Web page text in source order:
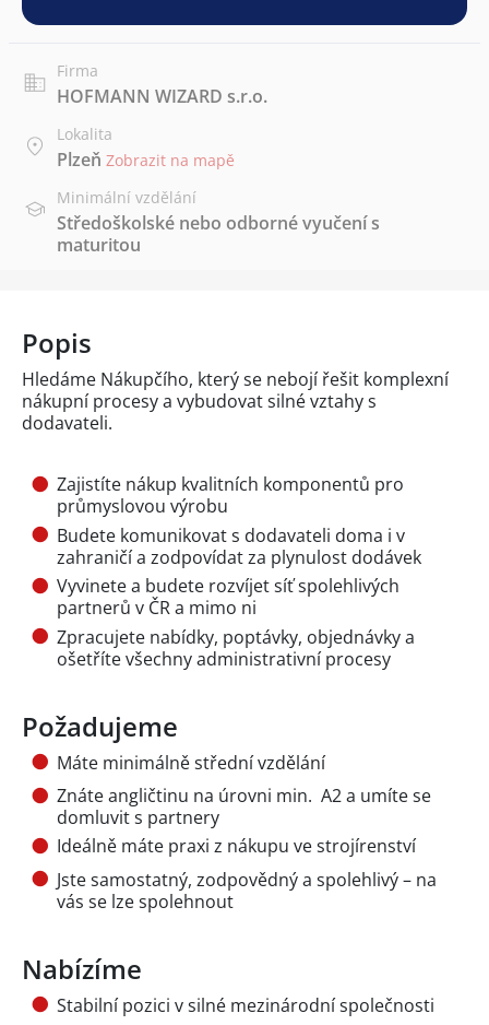
Firma
HOFMANN WIZARD s.r.o.
Lokalita
Plzeň Zobrazit na mapě
Minimální vzdělání
Středoškolské nebo odborné vyučení s
maturitou
Popis
Hledáme Nákupčího, který se nebojí řešit komplexní
nákupní procesy a vybudovat silné vztahy s
dodavateli.
Zajistíte nákup kvalitních komponentů pro
průmyslovou výrobu
Budete komunikovat s dodavateli doma i v
zahraničí a zodpovídat za plynulost dodávek
Vyvinete a budete rozvíjet síť spolehlivých
partnerů v ČR a mimo ni
Zpracujete nabídky, poptávky, objednávky a
ošetříte všechny administrativní procesy
Požadujeme
Máte minimálně střední vzdělání
Znáte angličtinu na úrovni min. A2 a umíte se
domluvit s partnery
Ideálně máte praxi z nákupu ve strojírenství
Jste samostatný, zodpovědný a spolehlivý – na
vás se lze spolehnout
Nabízíme
Stabilní pozici v silné mezinárodní společnosti